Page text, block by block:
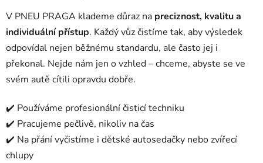
V PNEU PRAGA klademe důraz na preciznost, kvalitu a
individuální přístup. Každý vůz čistíme tak, aby výsledek
odpovídal nejen běžnému standardu, ale často jej i
překonal. Nejde nám jen o vzhled – chceme, abyste se ve
svém autě cítili opravdu dobře.
✔️ Používáme profesionální čisticí techniku
✔️ Pracujeme pečlivě, nikoliv na čas
✔️ Na přání vyčistíme i dětské autosedačky nebo zvířecí
chlupy